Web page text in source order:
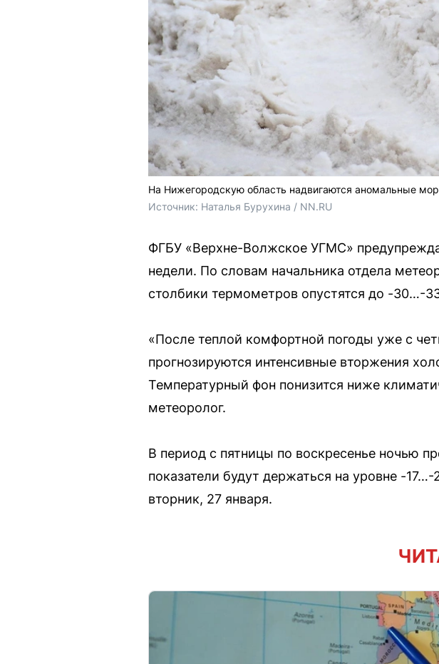
На Нижегородскую область надвигаются аномальные
Источник: Наталья Бурухина / NN.RU
ФГБУ «Верхне-Волжское УГМС»
недели. По словам начальника отдела
столбики термометров опустятся до -30…-
«После теплой комфортной погоды уже с
прогнозируются интенсивные вторжения
Температурный фон понизится ниже
метеоролог.
В период с пятницы по воскресенье ночью
показатели будут держаться на уровне -
вторник, 27 января.